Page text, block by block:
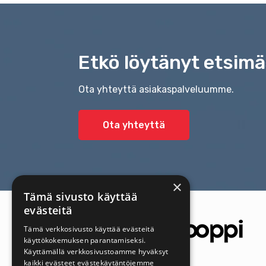
Etkö löytänyt
Ota yhteyttä asiakaspalveluumme.
Ota yhteyttä
×
Tämä sivusto käyttää
evästeitä
Tämä verkkosivusto käyttää evästeitä
käyttökokemuksen parantamiseksi.
Käyttämällä verkkosivustoamme hyväksyt
kaikki evästeet evästekäytäntöjemme